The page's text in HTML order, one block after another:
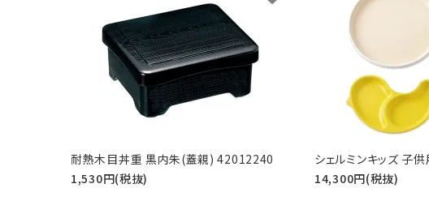
耐熱木目丼重 黒内朱(蓋親) 42012240
1,530円(税抜)
シェルミンキッズ 子
14,300円(税抜)